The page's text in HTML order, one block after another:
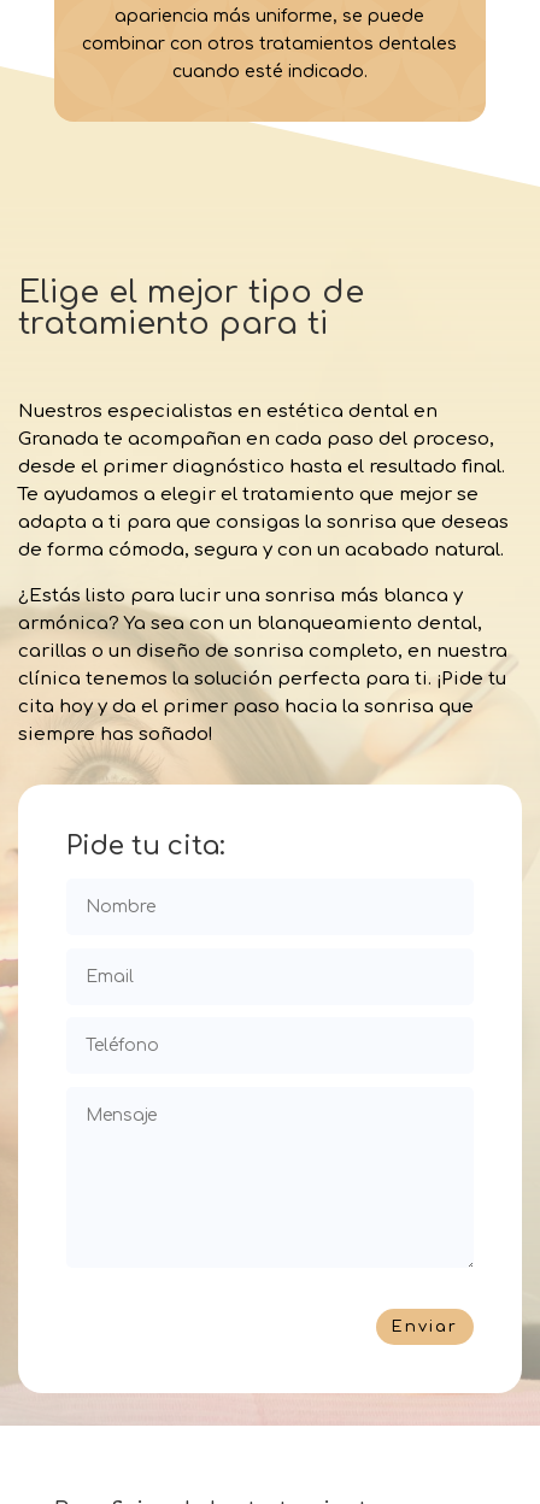
apariencia más uniforme, se puede
combinar con otros tratamientos dentales
cuando esté indicado.
Elige el mejor tipo de
tratamiento para ti
Nuestros especialistas en estética dental en
Granada te acompañan en cada paso del proceso,
desde el primer diagnóstico hasta el resultado final.
Te ayudamos a elegir el tratamiento que mejor se
adapta a ti para que consigas la sonrisa que deseas
de forma cómoda, segura y con un acabado natural.
¿Estás listo para lucir una sonrisa más blanca y
armónica? Ya sea con un blanqueamiento dental,
carillas o un diseño de sonrisa completo, en nuestra
clínica tenemos la solución perfecta para ti. ¡Pide tu
cita hoy y da el primer paso hacia la sonrisa que
siempre has soñado!
Pide tu cita:
Enviar